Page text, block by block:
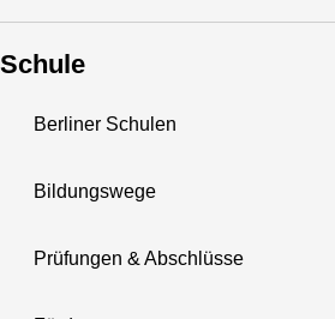
Schule
Berliner Schulen
Bildungswege
Prüfungen & Abschlüsse